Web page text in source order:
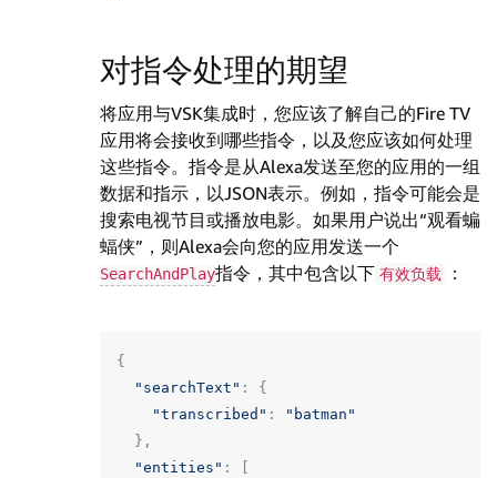
对指令处理的期望
将应用与VSK集成时，您应该了解自己的Fire TV
应用将会接收到哪些指令，以及您应该如何处理
这些指令。指令是从Alexa发送至您的应用的一组
数据和指示，以JSON表示。例如，指令可能会是
搜索电视节目或播放电影。如果用户说出“观看蝙
蝠侠”，则Alexa会向您的应用发送一个
SearchAndPlay指令，其中包含以下 有效负载 ：
{
"searchText" :
{
"transcribed" :
"batman"
},
"entities" :